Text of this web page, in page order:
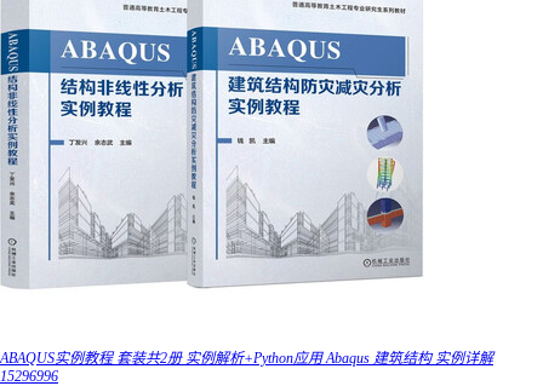
ABAQUS实例教程 套装共2册 实例解析+Python应用 Abaqus 建筑结构 实例详解
15296996